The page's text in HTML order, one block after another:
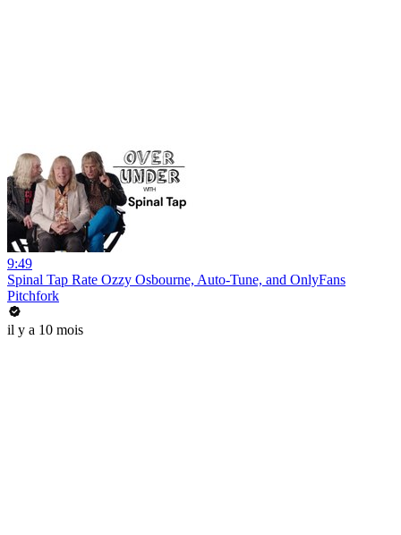
9:49
Spinal Tap Rate Ozzy Osbourne, Auto-Tune, and OnlyFans
Pitchfork
il y a 10 mois